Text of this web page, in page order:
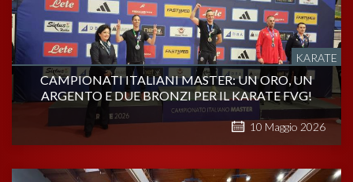
KARATE
CAMPIONATI ITALIANI MASTER: UN ORO, UN
ARGENTO E DUE BRONZI PER IL KARATE FVG!
10 Maggio 2026